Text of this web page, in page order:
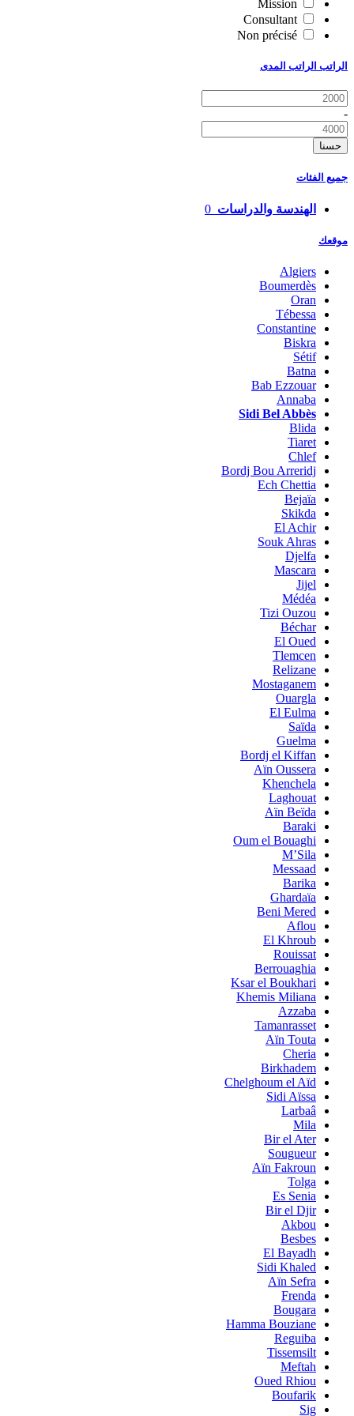
Mission
Consultant
Non précisé
الراتب الراتب المدى
-
حسنا
جميع الفئات
الهندسة والدراسات
موقعك
Algiers
Boumerdès
Oran
Tébessa
Constantine
Biskra
Sétif
Batna
Bab Ezzouar
Annaba
Sidi Bel Abbès
Blida
Tiaret
Chlef
Bordj Bou Arreridj
Ech Chettia
Bejaïa
Skikda
El Achir
Souk Ahras
Djelfa
Mascara
Jijel
Médéa
Tizi Ouzou
Béchar
El Oued
Tlemcen
Relizane
Mostaganem
Ouargla
El Eulma
Saïda
Guelma
Bordj el Kiffan
Aïn Oussera
Khenchela
Laghouat
Aïn Beïda
Baraki
Oum el Bouaghi
M’Sila
Messaad
Barika
Ghardaïa
Beni Mered
Aflou
El Khroub
Rouissat
Berrouaghia
Ksar el Boukhari
Khemis Miliana
Azzaba
Tamanrasset
Aïn Touta
Cheria
Birkhadem
Chelghoum el Aïd
Sidi Aïssa
Larbaâ
Mila
Bir el Ater
Sougueur
Aïn Fakroun
Tolga
Es Senia
Bir el Djir
Akbou
Besbes
El Bayadh
Sidi Khaled
Aïn Sefra
Frenda
Bougara
Hamma Bouziane
Reguiba
Tissemsilt
Meftah
Oued Rhiou
Boufarik
Sig